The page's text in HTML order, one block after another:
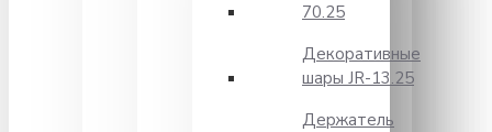
70.25
Декоративные
шары JR-13.25
Держатель